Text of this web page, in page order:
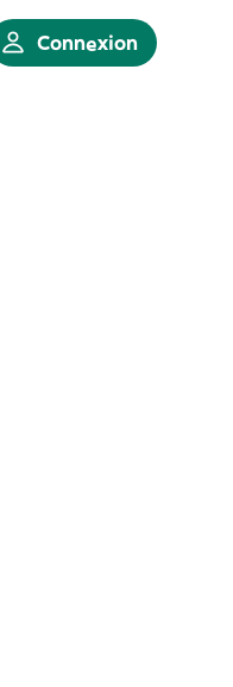
Connexion